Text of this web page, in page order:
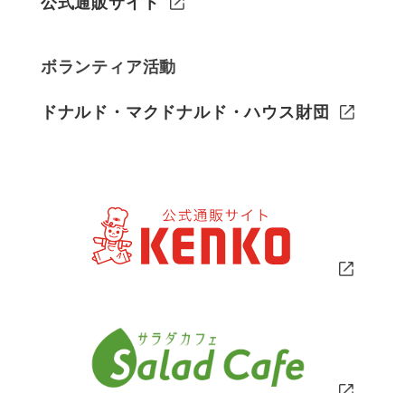
ボランティア活動
ドナルド・マクドナルド・ハウス財団